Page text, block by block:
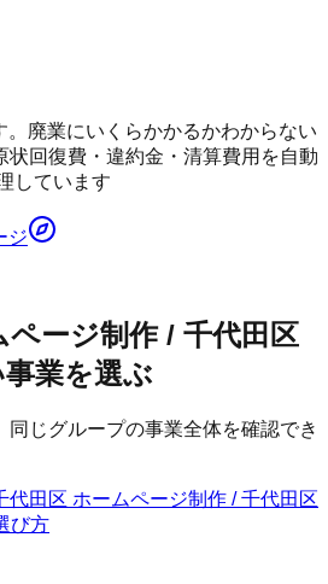
。廃業にいくらかかるかわからない
状回復費・違約金・清算費用を自動
しています
ジ
ページ制作 / 千代田区
業を選ぶ
同じグループの事業全体を確認でき
代田区 ホームページ制作 / 千代田区
び方